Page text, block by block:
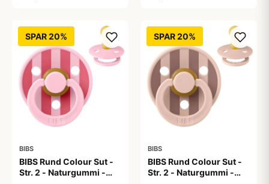
SPAR 20%
BIBS
BIBS Rund Colour Sut -
Str. 2 - Naturgummi -
SPAR 20%
BIBS
BIBS Rund Colour Sut -
Str. 2 - Naturgummi -